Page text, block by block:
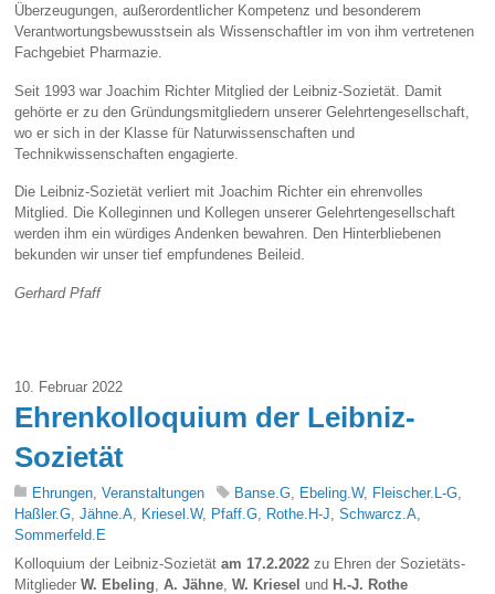
Überzeugungen, außerordentlicher Kompetenz und besonderem
Verantwortungsbewusstsein als Wissenschaftler im von ihm vertretenen
Fachgebiet Pharmazie.
Seit 1993 war Joachim Richter Mitglied der Leibniz-Sozietät. Damit
gehörte er zu den Gründungsmitgliedern unserer Gelehrtengesellschaft,
wo er sich in der Klasse für Naturwissenschaften und
Technikwissenschaften engagierte.
Die Leibniz-Sozietät verliert mit Joachim Richter ein ehrenvolles
Mitglied. Die Kolleginnen und Kollegen unserer Gelehrtengesellschaft
werden ihm ein würdiges Andenken bewahren. Den Hinterbliebenen
bekunden wir unser tief empfundenes Beileid.
Gerhard Pfaff
10. Februar 2022
Ehrenkolloquium der Leibniz-
Sozietät
Ehrungen ,Veranstaltungen Banse.G Ebeling.W, Fleischer.L-G
Haßler.G ,Jähne.A Kriesel.W, Pfaff.G Rothe.H-J ,Schwarcz.A
Sommerfeld.E
Kolloquium der Leibniz-Sozietätam 17.2.2022 zu Ehren der Sozietäts-
MitgliederW. Ebeling ,A. Jähne ,W. Kriesel und H.-J. Rothe